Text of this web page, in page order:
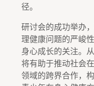
径。
研讨会的成功举办
理健康问题的严峻
身心成长的关注。
将有助于推动社会
领域的跨界合作，